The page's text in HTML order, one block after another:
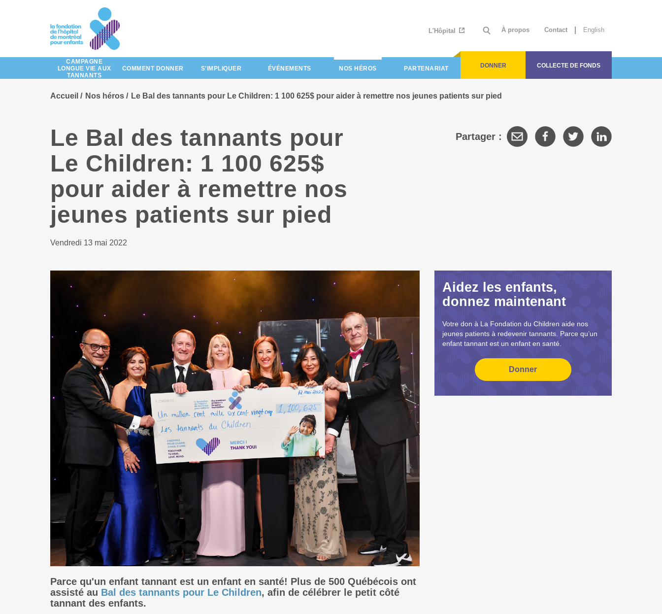
À propos Contact English
L'Hôpital
DONNER COLLECTE DE FONDS
CAMPAGNE
LONGUE VIE AUX
TANNANTS
COMMENT DONNER S'IMPLIQUER ÉVÉNEMENTS NOS HÉROS PARTENARIAT
Accueil Nos héros Le Bal des tannants pour Le Children: 1 100 625$ pour aider à remettre nos jeunes patients sur pied
Partager :
Le Bal des tannants pour
Le Children: 1 100 625$
pour aider à remettre nos
jeunes patients sur pied
Vendredi 13 mai 2022
Parce qu'un enfant tannant est un enfant en santé! Plus de 500 Québécois ont
assisté au Bal des tannants pour Le Children, afin de célébrer le petit côté
tannant des enfants.
Aidez les enfants,
donnez maintenant
Votre don à La Fondation du Children aide nos
jeunes patients à redevenir tannants. Parce qu’un
enfant tannant est un enfant en santé.